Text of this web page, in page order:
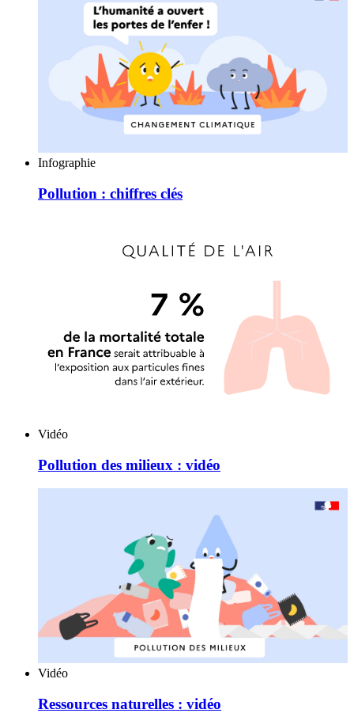
Infographie
Pollution : chiffres clés
Vidéo
Pollution des milieux : vidéo
Vidéo
Ressources naturelles : vidéo